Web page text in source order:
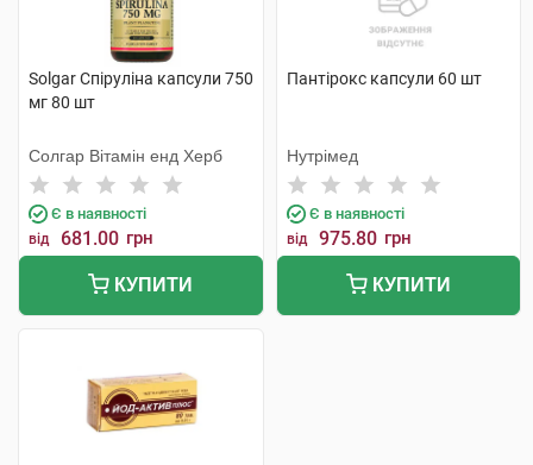
Solgar Спіруліна капсули 750
мг 80 шт
Солгар Вітамін енд Херб
Є в наявності
від 681.00 грн
КУПИТИ
Пантірокс капсули 60 шт
Нутрімед
Є в наявності
від 975.80 грн
КУПИТИ